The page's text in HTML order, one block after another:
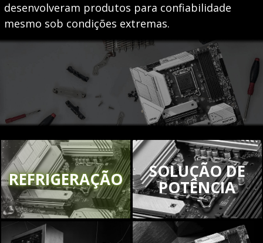
desenvolveram produtos para confiabilidade
mesmo sob condições extremas.
REFRIGERAÇÃO SOLUÇÃO DE
POTÊNCIA